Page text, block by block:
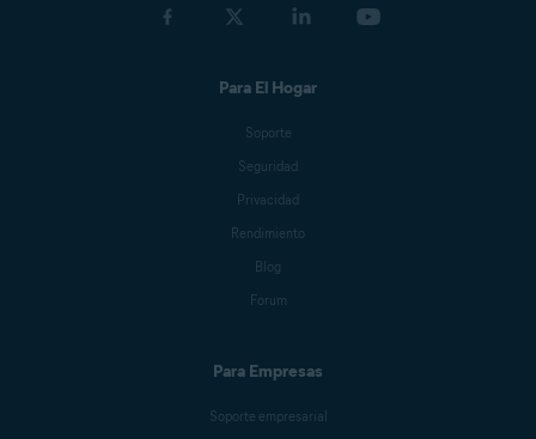
Para El Hogar
Soporte
Seguridad
Privacidad
Rendimiento
Blog
Forum
Para Empresas
Soporte empresarial